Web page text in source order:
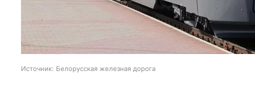
Источник: Белорусская железная дорога